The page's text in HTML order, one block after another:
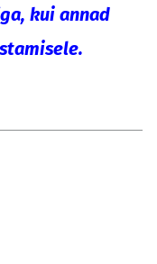
kui annad